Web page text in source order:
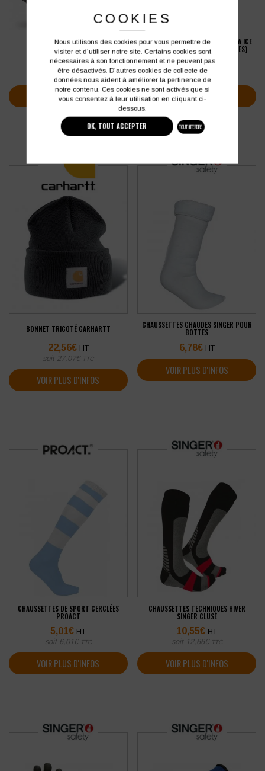
BONNET RESULT WOOLLY
3,03€ HT
soit3,64€ TTC
VOIR PLUS D'INFOS
GANT SPÉCIAL FROID SINGER NINJA ICE
DOUBLE COUCHE (LOT DE 5 PAIRES)
36,35€ HT
soit43,62€
VOIR PLUS D'INFOS
BONNET TRICOTÉ CARHARTT
22,56€ HT
soit 27,07€ TTC
VOIR PLUS D'INFOS
CHAUSSETTES CHAUDES SINGER POUR
BOTTES
6,78€ HT
VOIR PLUS D'INFOS
CHAUSSETTES DE SPORT CERCLÉES
PROACT
5,01€ HT
soit 6,01 € TTC
VOIR PLUS D'INFOS
CHAUSSETTES TECHNIQUES HIVER
SINGER CLUSE
10,55€ HT
soit 12,66€ TTC
VOIR PLUS D'INFOS
COOKIES
Nous utilisons des cookies pour vous permettre de
visiter et d'utiliser notre site. Certains cookies sont
nécessaires à son fonctionnement et ne peuvent pas
être désactivés. D'autres cookies de collecte de
données nous aident à améliorer la pertinence de
notre contenu. Ces cookies ne sont activés que si
vous consentez à leur utilisation en cliquant ci-
dessous.
OK, TOUT ACCEPTER TOUT INTERDIRE